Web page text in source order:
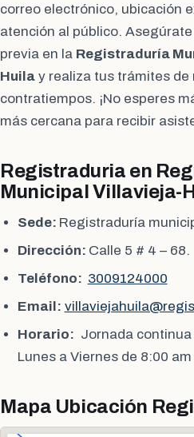
correo electrónico, ubicación
atención al público.
previa en la Registraduría
Huila y realiza tus trámites
contratiempos. ¡No esperes
más cercana para recibir
Registraduria en
Municipal Villavieja-
Sede: Registraduría
Dirección: Calle 5 # 4 – 68.
Teléfono: 3009124000
Email:
Horario: Jornada
Lunes a Viernes de 8:00
Mapa Ubicación